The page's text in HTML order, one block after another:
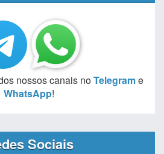
nossos canais noTelegrame
WhatsApp!
Sociais